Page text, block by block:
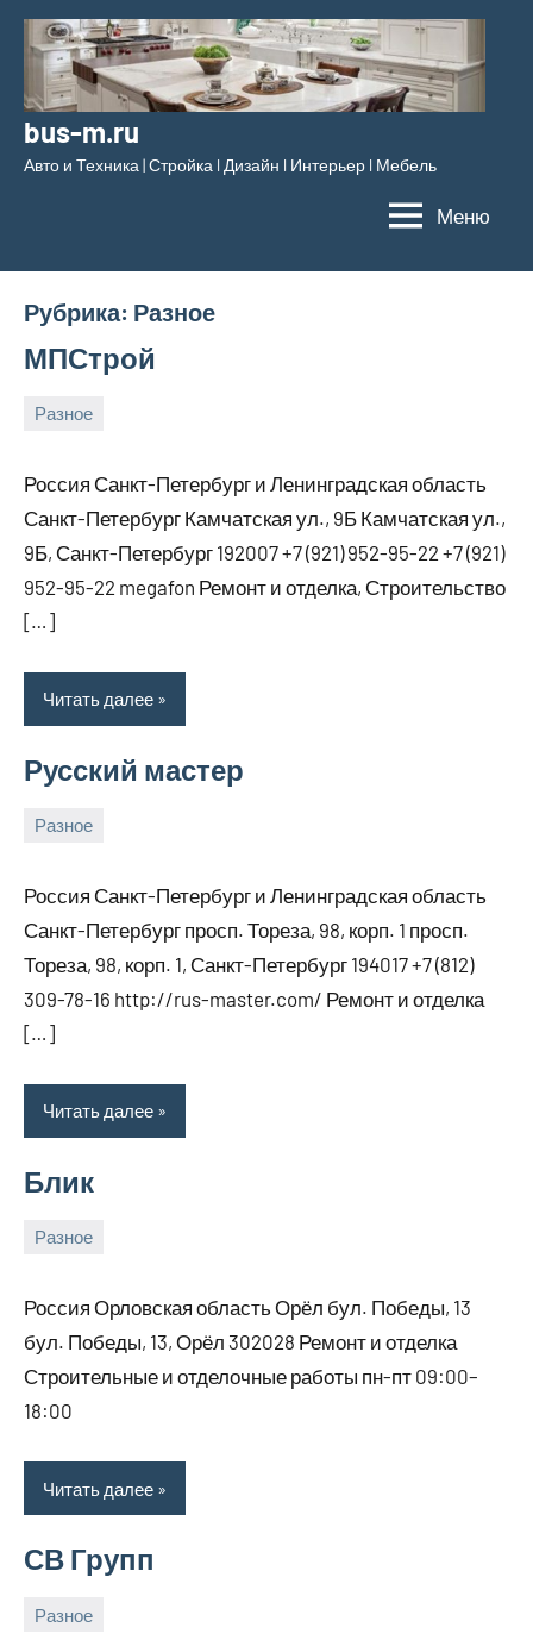
Перейти
содержимому
bus-m.ru
Авто и Техника | Стройка l Дизайн l Интерьер l Мебель
Меню
Рубрика: Разное
МПСтрой
Разное
2026
Россия Санкт-Петербург и Ленинградская область
Санкт-Петербург Камчатская ул., 9Б Камчатская ул.,
9Б, Санкт-Петербург 192007 +7 (921) 952-95-22 +7 (921)
952-95-22 megafon Ремонт и отделка, Строительство
[…]
Читать далее
Русский мастер
Разное
2026
Россия Санкт-Петербург и Ленинградская область
Санкт-Петербург просп. Тореза, 98, корп. 1 просп.
Тореза, 98, корп. 1, Санкт-Петербург 194017 +7 (812)
309-78-16 http://rus-master.com/ Ремонт и отделка
[…]
Читать далее
Блик
Разное
2026
Россия Орловская область Орёл бул. Победы, 13
бул. Победы, 13, Орёл 302028 Ремонт и отделка
Строительные и отделочные работы пн-пт 09:00–
18:00
Читать далее
СВ Групп
Разное